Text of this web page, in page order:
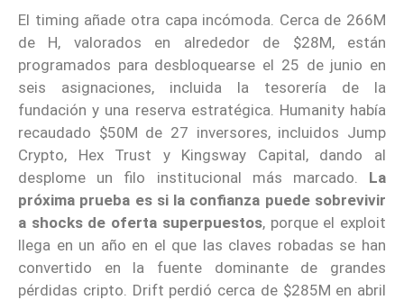
El timing añade otra capa incómoda. Cerca de 266M
de H, valorados en alrededor de $28M, están
programados para desbloquearse el 25 de junio en
seis asignaciones, incluida la tesorería de la
fundación y una reserva estratégica. Humanity había
recaudado $50M de 27 inversores, incluidos Jump
Crypto, Hex Trust y Kingsway Capital, dando al
desplome un filo institucional más marcado. La
próxima prueba es si la confianza puede sobrevivir
a shocks de oferta superpuestos, porque el exploit
llega en un año en el que las claves robadas se han
convertido en la fuente dominante de grandes
pérdidas cripto. Drift perdió cerca de $285M en abril